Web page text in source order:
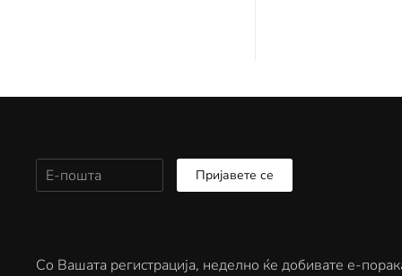
Пријавете се
Со Вашата регистрација, неделно ќе добивате е-